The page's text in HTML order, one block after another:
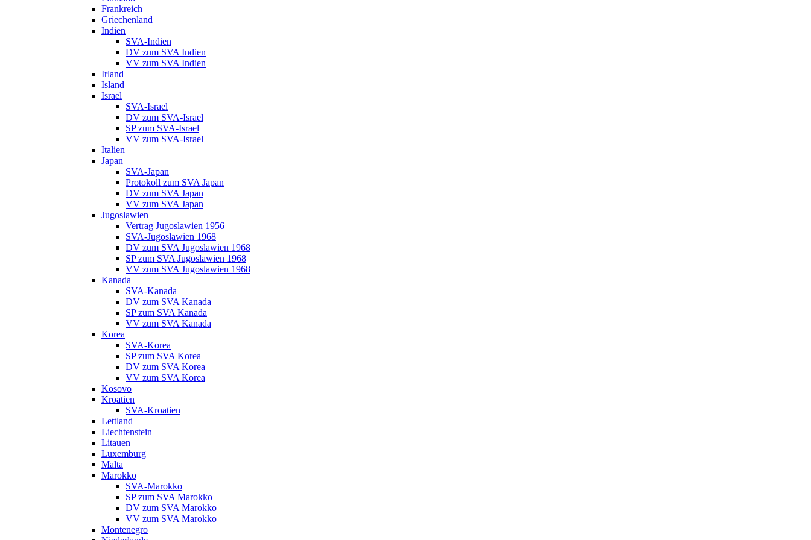
Frankreich
Griechenland
Indien
SVA-Indien
DV zum SVA Indien
VV zum SVA Indien
Irland
Island
Israel
SVA-Israel
DV zum SVA-Israel
SP zum SVA-Israel
VV zum SVA-Israel
Italien
Japan
SVA-Japan
Protokoll zum SVA Japan
DV zum SVA Japan
VV zum SVA Japan
Jugoslawien
Vertrag Jugoslawien 1956
SVA-Jugoslawien 1968
DV zum SVA Jugoslawien 1968
SP zum SVA Jugoslawien 1968
VV zum SVA Jugoslawien 1968
Kanada
SVA-Kanada
DV zum SVA Kanada
SP zum SVA Kanada
VV zum SVA Kanada
Korea
SVA-Korea
SP zum SVA Korea
DV zum SVA Korea
VV zum SVA Korea
Kosovo
Kroatien
SVA-Kroatien
Lettland
Liechtenstein
Litauen
Luxemburg
Malta
Marokko
SVA-Marokko
SP zum SVA Marokko
DV zum SVA Marokko
VV zum SVA Marokko
Montenegro